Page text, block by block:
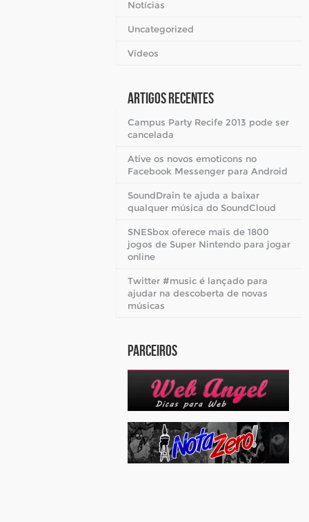
Notícias
Uncategorized
Vídeos
Artigos Recentes
Campus Party Recife 2013 pode ser
cancelada
Ative os novos emoticons no
Facebook Messenger para Android
SoundDrain te ajuda a baixar
qualquer música do SoundCloud
SNESbox oferece mais de 1800
jogos de Super Nintendo para jogar
online
Twitter #music é lançado para
ajudar na descoberta de novas
músicas
Parceiros